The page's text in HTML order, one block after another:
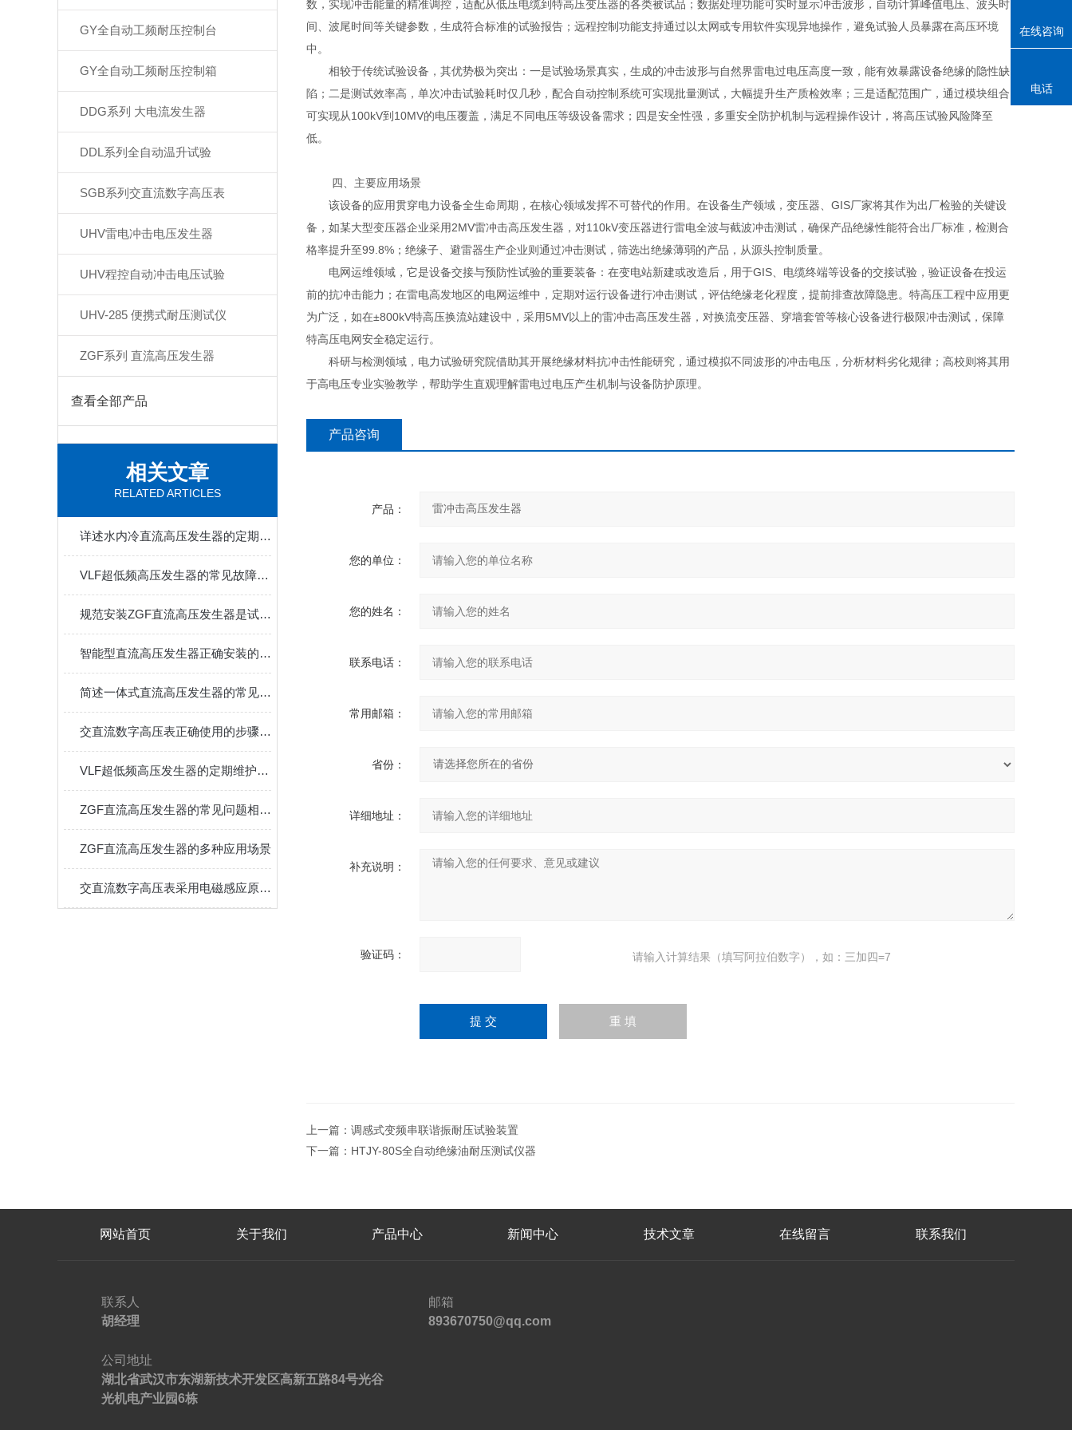
GY全自动工频耐压控制台
GY全自动工频耐压控制箱
DDG系列 大电流发生器
DDL系列全自动温升试验
SGB系列交直流数字高压表
UHV雷电冲击电压发生器
UHV程控自动冲击电压试验
UHV-285 便携式耐压测试仪
ZGF系列 直流高压发生器
查看全部产品
相关文章
RELATED ARTICLES
详述水内冷直流高压发生器的定期维护保养规范方法
VLF超低频高压发生器的常见故障相应解决方法分享
规范安装ZGF直流高压发生器是试验安全的重点
智能型直流高压发生器正确安装的步骤分享
简述一体式直流高压发生器的常见问题相应解决方法
交直流数字高压表正确使用的步骤详解
VLF超低频高压发生器的定期维护保养方法分享
ZGF直流高压发生器的常见问题相应解决方法分享
ZGF直流高压发生器的多种应用场景
交直流数字高压表采用电磁感应原理测量电压
数，实现冲击能量的精准调控，适配从低压电缆到特高压变压器的各类被试品；数据处理功能可实时显示冲击波形，自动计算峰值电压、波头时
间、波尾时间等关键参数，生成符合标准的试验报告；远程控制功能支持通过以太网或专用软件实现异地操作，避免试验人员暴露在高压环境
中。
相较于传统试验设备，其优势极为突出：一是试验场景真实，生成的冲击波形与自然界雷电过电压高度一致，能有效暴露设备绝缘的隐性缺
陷；二是测试效率高，单次冲击试验耗时仅几秒，配合自动控制系统可实现批量测试，大幅提升生产质检效率；三是适配范围广，通过模块组合
可实现从100kV到10MV的电压覆盖，满足不同电压等级设备需求；四是安全性强，多重安全防护机制与远程操作设计，将高压试验风险降至
低。
四、主要应用场景
该设备的应用贯穿电力设备全生命周期，在核心领域发挥不可替代的作用。在设备生产领域，变压器、GIS厂家将其作为出厂检验的关键设
备，如某大型变压器企业采用2MV雷冲击高压发生器，对110kV变压器进行雷电全波与截波冲击测试，确保产品绝缘性能符合出厂标准，检测合
格率提升至99.8%；绝缘子、避雷器生产企业则通过冲击测试，筛选出绝缘薄弱的产品，从源头控制质量。
电网运维领域，它是设备交接与预防性试验的重要装备：在变电站新建或改造后，用于GIS、电缆终端等设备的交接试验，验证设备在投运
前的抗冲击能力；在雷电高发地区的电网运维中，定期对运行设备进行冲击测试，评估绝缘老化程度，提前排查故障隐患。特高压工程中应用更
为广泛，如在±800kV特高压换流站建设中，采用5MV以上的雷冲击高压发生器，对换流变压器、穿墙套管等核心设备进行极限冲击测试，保障
特高压电网安全稳定运行。
科研与检测领域，电力试验研究院借助其开展绝缘材料抗冲击性能研究，通过模拟不同波形的冲击电压，分析材料劣化规律；高校则将其用
于高电压专业实验教学，帮助学生直观理解雷电过电压产生机制与设备防护原理。
产品咨询
产品：
您的单位：
您的姓名：
联系电话：
常用邮箱：
省份：
详细地址：
补充说明：
验证码： 请输入计算结果（填写阿拉伯数字），如：三加四=7
上一篇： 调感式变频串联谐振耐压试验装置
下一篇： HTJY-80S全自动绝缘油耐压测试仪器
网站首页 关于我们 产品中心 新闻中心 技术文章 在线留言 联系我们
联系人
胡经理
邮箱
893670750@qq.com
公司地址
湖北省武汉市东湖新技术开发区高新五路84号光谷
光机电产业园6栋
在线咨询
电话